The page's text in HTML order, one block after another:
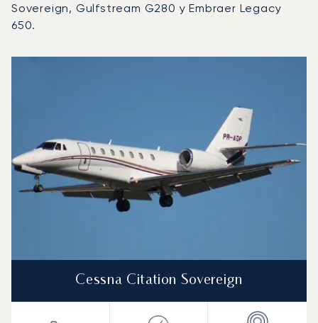
Sovereign, Gulfstream G280 y Embraer Legacy
650.
Cessna Citation Sovereign